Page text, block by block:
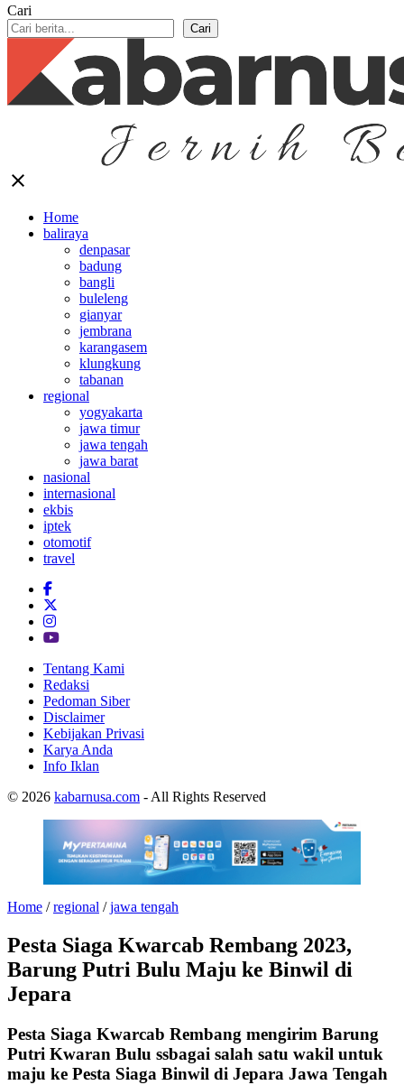
Cari
Cari
close
Home
baliraya
denpasar
badung
bangli
buleleng
gianyar
jembrana
karangasem
klungkung
tabanan
regional
yogyakarta
jawa timur
jawa tengah
jawa barat
nasional
internasional
ekbis
iptek
otomotif
travel
Tentang Kami
Redaksi
Pedoman Siber
Disclaimer
Kebijakan Privasi
Karya Anda
Info Iklan
© 2026 kabarnusa.com - All Rights Reserved
Home /regional /jawa tengah
Pesta Siaga Kwarcab Rembang 2023,
Barung Putri Bulu Maju ke Binwil di
Jepara
Pesta Siaga Kwarcab Rembang mengirim Barung
Putri Kwaran Bulu ssbagai salah satu wakil untuk
maju ke Pesta Siaga Binwil di Jepara Jawa Tengah